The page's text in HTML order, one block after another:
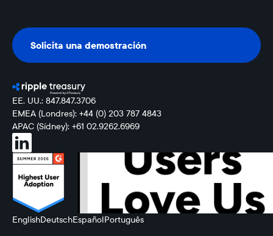
Solicita una demostración
Solicita una demostración
EE. UU.: 847.847.3706
EMEA (Londres): +44 (0) 203 787 4843
APAC (Sídney): +61 02.9262.6969
EnglishDeutschEspañolPortuguês